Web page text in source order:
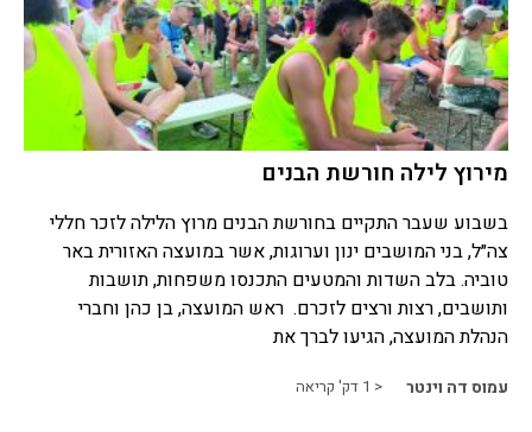
מירוץ לילה חורשת הבנים
בשבוע שעבר התקיים בחורשת הבנים מרוץ הלילה לזכר חללי
צה״ל, בני המושבים ינון וערוגות, אשר במועצה האזורית באר
טוביה. בלב השדות והמטעים התכנסו משפחות, תושבות
ותושבים, רצות ורצים לזכרם. ראש המועצה, בן כהן וחברי
הנהלת המועצה, הגיעו לברך את
עמוס דה וינטר < 1 דק' קריאה